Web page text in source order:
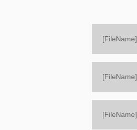
[FileName]
[FileName]
[FileName]